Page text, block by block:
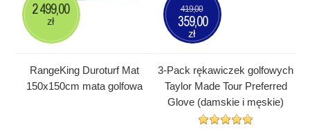
RangeKing Duroturf Mat
150x150cm mata golfowa
2 499,00
zł
3-Pack rękawiczek golfowych
Taylor Made Tour Preferred
Glove (damskie i męskie)
419,00
359,00
zł